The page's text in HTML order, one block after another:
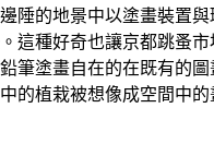
陲的地景中以塗畫裝置
這種好奇也讓京都跳蚤
筆塗畫自在的在既有的
的植栽被想像成空間中